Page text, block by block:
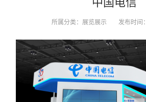
所属分类： 展览展示 发布时间：